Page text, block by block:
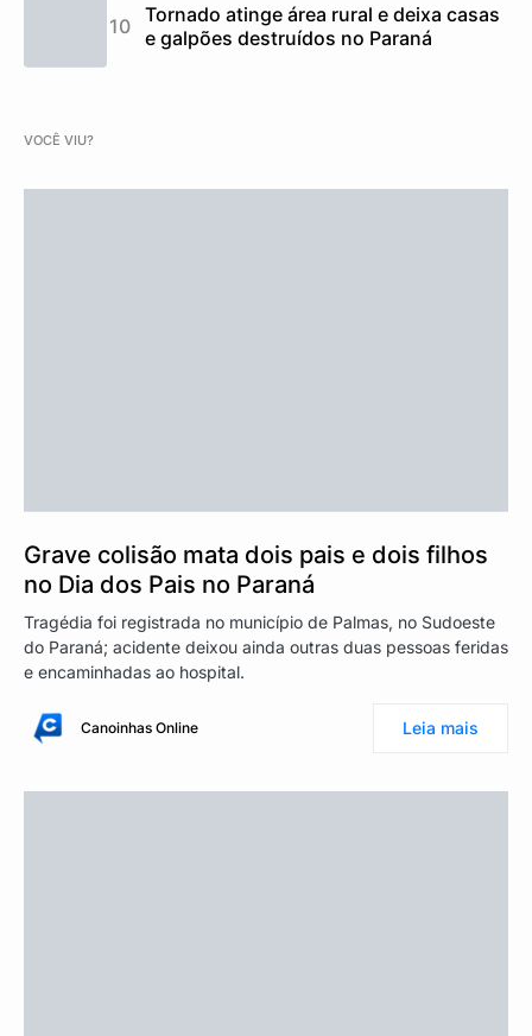
Tornado atinge área rural e deixa casas
e galpões destruídos no Paraná
VOCÊ VIU?
Grave colisão mata dois pais e dois filhos
no Dia dos Pais no Paraná
Tragédia foi registrada no município de Palmas, no Sudoeste
do Paraná; acidente deixou ainda outras duas pessoas feridas
e encaminhadas ao hospital.
Canoinhas Online Leia mais